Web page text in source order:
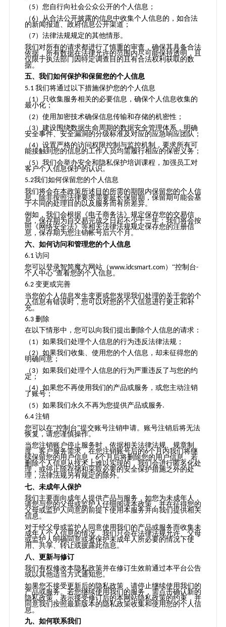
（ 5）您自行向社会公众公开的个人信息；
（6）从合法公开披露的信息中收集个人信息的，如合法
的新闻报道、政府信息公开渠道；
（7）法律法规规定的其他情形。
我们对所有的请求都进行了慎重的审查，确保其具备合法
依据，所有数据在法律允许的范围内尽可能保持透明，且
仅限于执法部门因特定调查目的且有合法权利获取的数
据。
五、我们如何保护和保留您的个人信息
5.1 我们将通过以下措施保护您的个人信息
（ 1）只收集服务相关的必要信息，确保个人信息收集的
最小化；
（2）使用加密技术确保信息传输和存储的机密性；
（ 3）建设围绕数据生命周期的数据安全管理体系，明确
安全事件、安全漏洞的分级标准及对应的应急响应团队；
（4）设置严格的访问权限控制与监控机制，要求所有可
能接触到您的信息的工作人员均需履行相应的保密义务；
（ 5）我们会举办安全和隐私保护培训课程，加强员工对
客户个人信息保护的认识。
5.2我们如何保留您的个人信息
我们将会在本政策所述目的所需的期限内保留您的个人信
息，除非按照法律要求需要延长保留期，保留期可能会基
于不同的处理目的以及服务而有所差异。
例如，我们会根据《电子商务法》规定保存您的交易信
息，保存期为自交易完成之日起不少于三年；我们将会按
照《网络安全法》等相关法律法规规定保存您的注册信
息，保存期为您注销帐号后六个月。
六、如何访问和管理您的个人信息
6.1 访问
您可以登录智简魔方网站（www.idcsmart.com）“控制台-
个人中心”查看您的个人信息。
6.2 变更或完善
当您的个人信息发生变更或您发现我们处理的关于您的个
人信息有错误时，您可以对您的个人信息进行更正和补
充。
6.3 删除
在以下情形中，您可以向我们提出删除个人信息的请求：
（ 1）如果我们处理个人信息的行为违反法律法规；
（2）如果我们收集、使用您的个人信息，却未征得您的
明确同意；
（ 3）如果我们处理个人信息的行为严重违反了与您的约
定；
（4）如果您不再使用我们的产品或服务，或您主动注销
了账号；
（ 5）如果我们永久不再为您提供产品或服务.
6.4 注销
您可以在“控制台”提交账号注销申请。账号注销后将无法
恢复，请您谨慎操作。
当您注销账户停止服务时，依据相关法律法规、规章制
度、客户服务需求，在您注销账号后的6个月内我们将继
续保留您的用户信息， 6个月后将删除您的用户信息。若
删除个人信息从技术上难以实现的，我们会进行匿名化处
理，或停止除存储和采取必要的安全保护措施之外的处
理，法律法规另有规定的除外。
七、未成年人保护
我们主要面向成年人提供产品与服务，如您为未成年人，
请您与您的父母或监护人仔细阅读本政策，并在征得您的
父母或监护人同意的前提下使用本服务并向我们提供相关
信息。
对于经父母或监护人同意使用我们的产品或服务而收集未
成年人个人信息的情况，我们只会在法律法规允许、父母
或监护人明确同意或者保护未成年人所必要的情况下使
用、共享、转让或披露此信息。
八、更新与修订
我们有权修改本隐私政策并在修订生效前通过本平台公告
或以其他适当方式通知您。
如果您不接受更新后的隐私政策，请停止继续使用我们的
产品或服务。若您继续使用我们的服务，需点击确认新的
隐私政策，表示接受修订后的本网站隐私政策的约束，并
同意我们按照最新版本的隐私政策收集和使用您的个人信
息。
九、如何联系我们